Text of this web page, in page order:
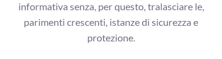
informativa senza, per questo, tralasciare le,
parimenti crescenti, istanze di sicurezza e
protezione.